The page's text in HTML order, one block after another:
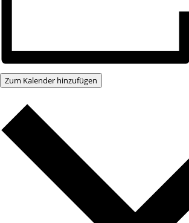
Zum Kalender hinzufügen